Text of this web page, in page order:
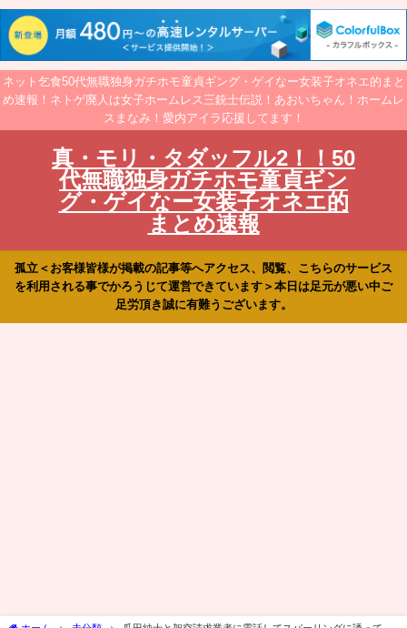
ネット乞食50代無職独身ガチホモ童貞ギング・ゲイなー女装子オネエ的まと
め速報！ネトゲ廃人は女子ホームレス三銃士伝説！あおいちゃん！ホームレ
スまなみ！愛内アイラ応援してます！
真・モリ・タダッフル2！！50
代無職独身ガチホモ童貞ギン
グ・ゲイなー女装子オネエ的
まとめ速報
孤立＜お客様皆様が掲載の記事等へアクセス、閲覧、こちらのサービス
を利用される事でかろうじて運営できています＞本日は足元が悪い中ご
足労頂き誠に有難うございます。